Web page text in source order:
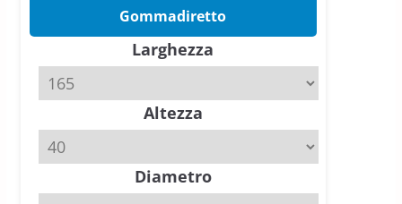
Pirelli P Zero Trofeo RS: per
slick da battere
Michelin Pilot Sport 4 S – Test
su Range Rover Sport D350 HST
11 Aprile 2026 15 min read
Gommadiretto
Larghezza
Altezza
Diametro